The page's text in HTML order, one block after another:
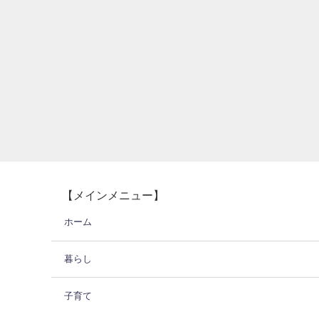
【メインメニュー】
ホーム
暮らし
子育て